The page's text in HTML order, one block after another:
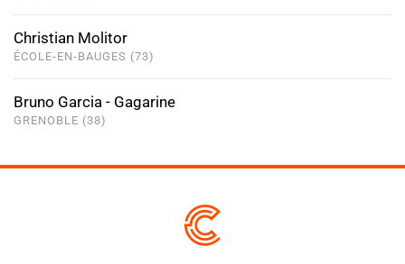
Christian Molitor
ÉCOLE-EN-BAUGES (73)
Bruno Garcia - Gagarine
GRENOBLE (38)